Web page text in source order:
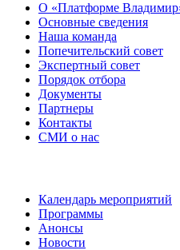
О «Платформе
Основные сведения
Наша команда
Попечительский совет
Экспертный совет
Порядок отбора
Документы
Партнеры
Контакты
СМИ о нас
Календарь мероприятий
Программы
Анонсы
Новости